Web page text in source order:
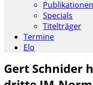
Publikationen
Specials
Titelträger
Termine
Elo
Gert Schnider